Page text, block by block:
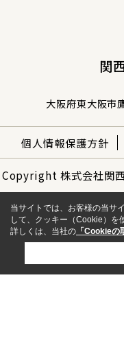
関
大阪府東大阪市
個人情報保護方針
Copyright 株式会社関
当サイトでは、お客様の当サ
して、クッキー（Cookie）を
詳しくは、当社の 「Cookieの